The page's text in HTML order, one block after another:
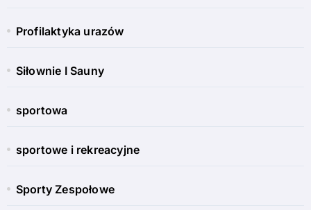
Profilaktyka urazów
Siłownie I Sauny
sportowa
sportowe i rekreacyjne
Sporty Zespołowe